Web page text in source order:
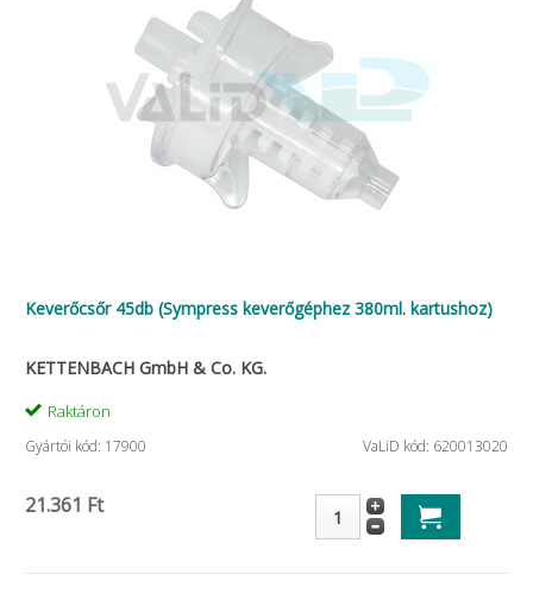
Keverőcsőr 45db (Sympress keverőgéphez 380ml. kartushoz)
KETTENBACH GmbH & Co. KG.
Raktáron
Gyártói kód: 17900 VaLiD kód: 620013020
21.361 Ft